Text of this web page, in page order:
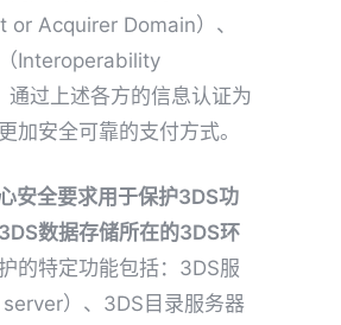
or Acquirer Domain）、
Interoperability
通过上述各方的信息认证为
加安全可靠的支付方式。
安全要求用于保护3DS功
数据存储所在的3DS环
的特定功能包括：3DS服
）、3DS目录服务器